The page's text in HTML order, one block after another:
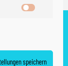
Marketing
speichern
widerrufen